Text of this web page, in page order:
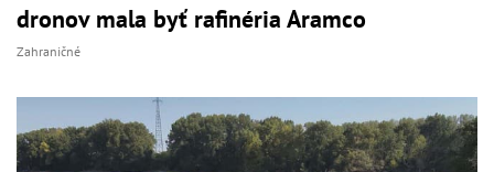
dronov mala byť rafinéria Aramco
Zahraničné